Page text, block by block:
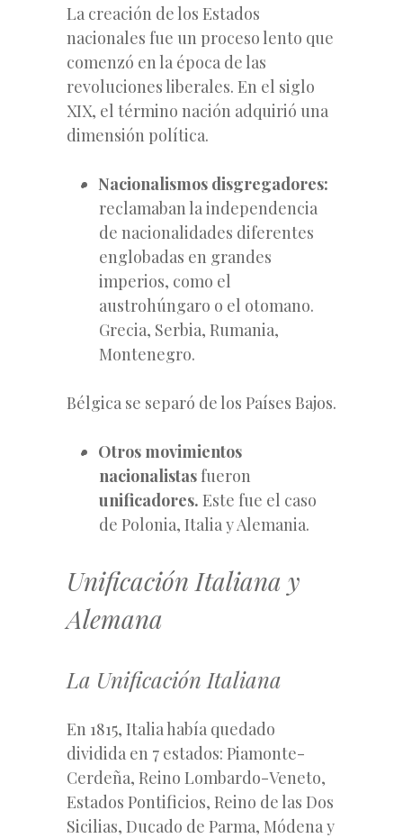
La creación de los Estados
nacionales fue un proceso lento que
comenzó en la época de las
revoluciones liberales. En el siglo
XIX, el término nación adquirió una
dimensión política.
Nacionalismos disgregadores:
reclamaban la independencia
de nacionalidades diferentes
englobadas en grandes
imperios, como el
austrohúngaro o el otomano.
Grecia, Serbia, Rumania,
Montenegro.
Bélgica se separó de los Países Bajos.
Otros movimientos
nacionalistasfueron
unificadores. Este fue el caso
de Polonia, Italia y Alemania.
Unificación Italiana y
Alemana
La Unificación Italiana
En 1815, Italia había quedado
dividida en 7 estados: Piamonte-
Cerdeña, Reino Lombardo-Veneto,
Estados Pontificios, Reino de las Dos
Sicilias, Ducado de Parma, Módena y